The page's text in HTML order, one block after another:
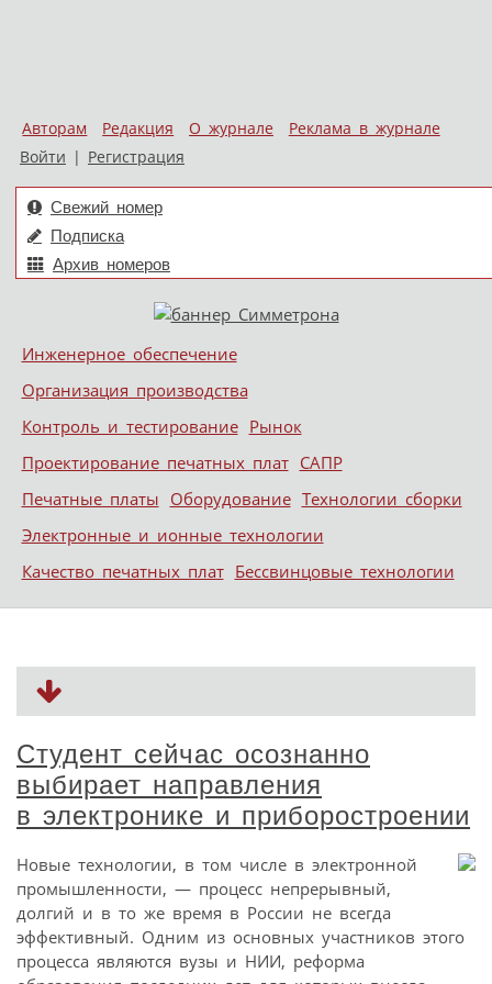
Авторам Редакция О журнале
Реклама в журнале
Войти | Регистрация
Свежий номер
Подписка
Архив номеров
Меню
Skip to content
Инженерное обеспечение
Организация производства
Контроль и тестирование Рынок
Проектирование печатных плат САПР
Печатные платы Оборудование Технологии сборки
Электронные и ионные технологии
Качество печатных плат Бессвинцовые технологии
Студент сейчас осознанно
выбирает направления
в электронике и приборостроении
Новые технологии, в том числе в электронной
промышленности, — процесс непрерывный,
долгий и в то же время в России не всегда
эффективный. Одним из основных участников этого
процесса являются вузы и НИИ, реформа